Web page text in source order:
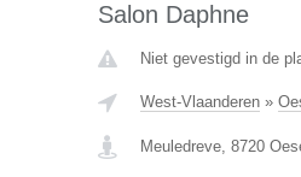
Salon Daphne
Niet gevestigd in de
West-Vlaanderen»
Meuledreve, 8720